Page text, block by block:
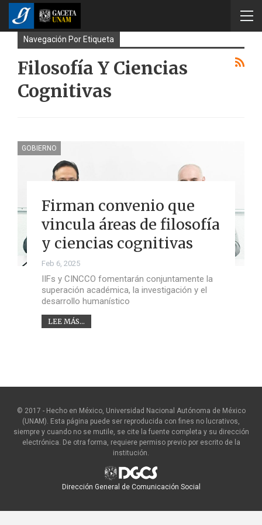
Navegación Por Etiqueta
Filosofía Y Ciencias
Cognitivas
GOBIERNO
Firman convenio que
vincula áreas de filosofía
y ciencias cognitivas
Feb 6, 2025
IIFs y CINCCO fomentarán conjuntamente la
superación académica, la investigación y el
desarrollo humanístico
LEE MÁS...
© 2017 - Hecho en México, Universidad Nacional Autónoma de México
(UNAM). Esta página puede ser reproducida con fines no lucrativos,
siempre y cuando no se mutile, se cite la fuente completa y su dirección
electrónica. De otra forma, requiere permiso previo por escrito de la
institución.
Dirección General de Comunicación Social